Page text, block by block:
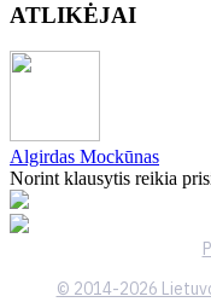
ATLIKĖJAI
Algirdas Mockūnas
Norint klausytis reikia
© 2014-2026